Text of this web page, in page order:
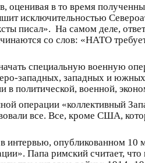
оценивая в то время
исключительностью
писал». На самом деле,
со слов: «НАТО
специальную военную
западных, западных и
политической, военной,
операции «коллективный
все. Все, кроме США,
интервью, опубликованном
Папа римский считает,